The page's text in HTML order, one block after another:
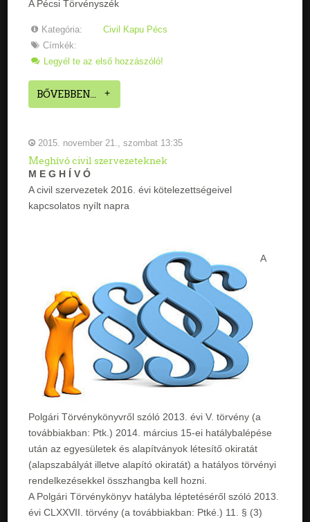
A Pécsi Törvényszék
Kategória:
Civil Kapu Pécs
Címkék:
Legyél te az első hozzászóló!
BŐVEBBEN...
2015. november 21., szombat 13:35
Meghívó civil szervezeteknek
M E G H Í V Ó
A civil szervezetek 2016. évi kötelezettségeivel
kapcsolatos nyílt napra
A
Polgári Törvénykönyvről szóló 2013. évi V. törvény (a
továbbiakban: Ptk.) 2014. március 15-ei hatálybalépése
után az egyesületek és alapítványok létesítő okiratát
(alapszabályát illetve alapító okiratát) a hatályos törvényi
rendelkezésekkel összhangba kell hozni.
A Polgári Törvénykönyv hatályba léptetéséről szóló 2013.
évi CLXXVII. törvény (a továbbiakban: Ptké.) 11. § (3)